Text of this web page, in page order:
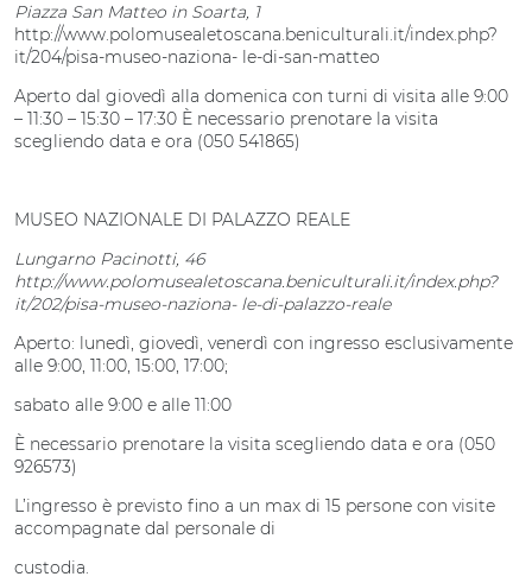
Piazza San Matteo in Soarta, 1
http://www.polomusealetoscana.beniculturali.it/index.php?
it/204/pisa-museo-naziona- le-di-san-matteo
Aperto dal giovedì alla domenica con turni di visita alle 9:00
– 11:30 – 15:30 – 17:30 È necessario prenotare la visita
scegliendo data e ora (050 541865)
MUSEO NAZIONALE DI PALAZZO REALE
Lungarno Pacinotti, 46
http://www.polomusealetoscana.beniculturali.it/index.php?
it/202/pisa-museo-naziona- le-di-palazzo-reale
Aperto: lunedì, giovedì, venerdì con ingresso esclusivamente
alle 9:00, 11:00, 15:00, 17:00;
sabato alle 9:00 e alle 11:00
È necessario prenotare la visita scegliendo data e ora (050
926573)
L’ingresso è previsto fino a un max di 15 persone con visite
accompagnate dal personale di
custodia.